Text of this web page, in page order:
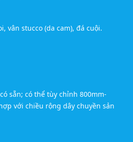
vân stucco (da cam), đá cuội.
sẵn; có thể tùy chỉnh 800mm-
với chiều rộng dây chuyền sản